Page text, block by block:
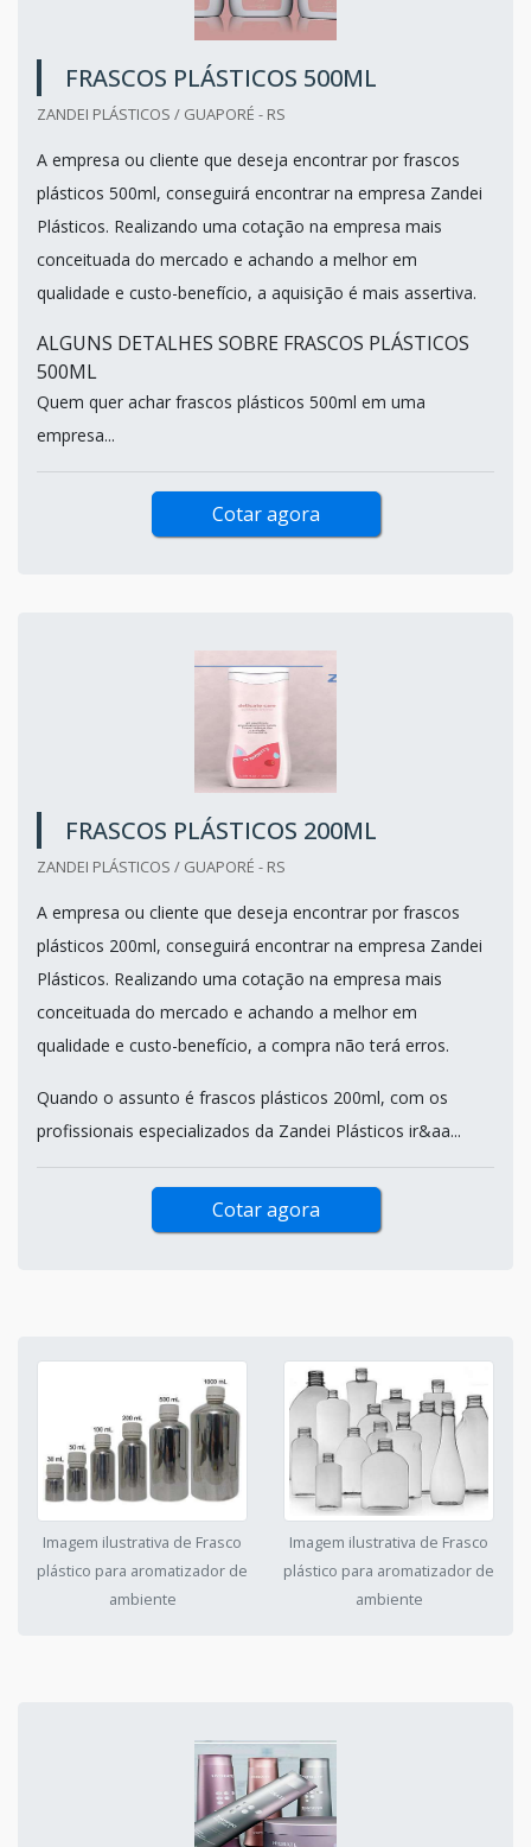
FRASCOS PLÁSTICOS 500ML
ZANDEI PLÁSTICOS / GUAPORÉ - RS
A empresa ou cliente que deseja encontrar por frascos
plásticos 500ml, conseguirá encontrar na empresa Zandei
Plásticos. Realizando uma cotação na empresa mais
conceituada do mercado e achando a melhor em
qualidade e custo-benefício, a aquisição é mais assertiva.
ALGUNS DETALHES SOBRE FRASCOS PLÁSTICOS
500ML
Quem quer achar frascos plásticos 500ml em uma
empresa...
Cotar agora
FRASCOS PLÁSTICOS 200ML
ZANDEI PLÁSTICOS / GUAPORÉ - RS
A empresa ou cliente que deseja encontrar por frascos
plásticos 200ml, conseguirá encontrar na empresa Zandei
Plásticos. Realizando uma cotação na empresa mais
conceituada do mercado e achando a melhor em
qualidade e custo-benefício, a compra não terá erros.
Quando o assunto é frascos plásticos 200ml, com os
profissionais especializados da Zandei Plásticos ir&aa...
Cotar agora
Imagem ilustrativa de Frasco
plástico para aromatizador de
ambiente
Imagem ilustrativa de Frasco
plástico para aromatizador de
ambiente